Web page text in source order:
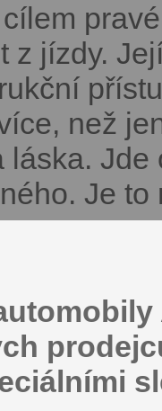
z jízdy.
než
láska.
Je